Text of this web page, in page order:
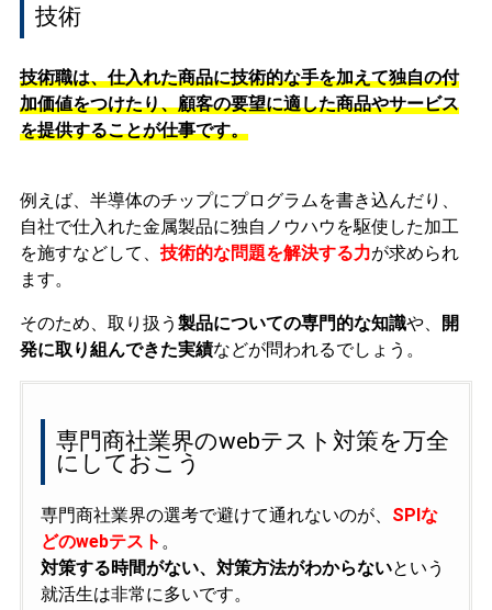
技術
技術職は、仕入れた商品に技術的な手を加えて独自の付
加価値をつけたり、顧客の要望に適した商品やサービス
を提供することが仕事です。
例えば、半導体のチップにプログラムを書き込んだり、
自社で仕入れた金属製品に独自ノウハウを駆使した加工
を施すなどして、 技術的な問題を解決する力が求められ
ます。
そのため、取り扱う 製品についての専門的な知識や、
開
発に取り組んできた実績などが問われるでしょう。
専門商社業界のwebテスト対策を万全
にしておこう
専門商社業界の選考で避けて通れないのが、 SPIな
どのwebテスト 。
対策する時間がない、対策方法がわからないという
就活生は非常に多いです。